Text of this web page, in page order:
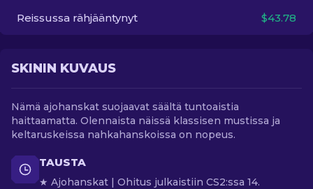
Reissussa rähjääntynyt $43.78
SKININ KUVAUS
Nämä ajohanskat suojaavat säältä tuntoaistia
haittaamatta. Olennaista näissä klassisen mustissa ja
keltaruskeissa nahkahanskoissa on nopeus.
TAUSTA
★ Ajohanskat | Ohitus julkaistiin CS2:ssa 14.